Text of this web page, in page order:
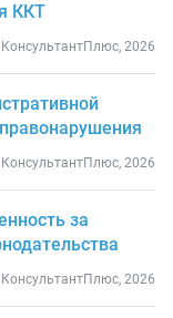
ККТ
2026
2026
за
2026